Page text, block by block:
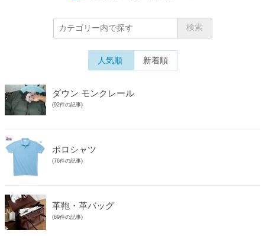
人気順 新着順
ダウン モンクレール
(92件の記事)
ポロシャツ
(76件の記事)
革鞄・革バッグ
(69件の記事)